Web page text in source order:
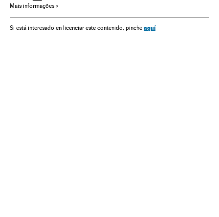
América
Administração pública
Mais informações
Si está interesado en licenciar este contenido, pinche aquí